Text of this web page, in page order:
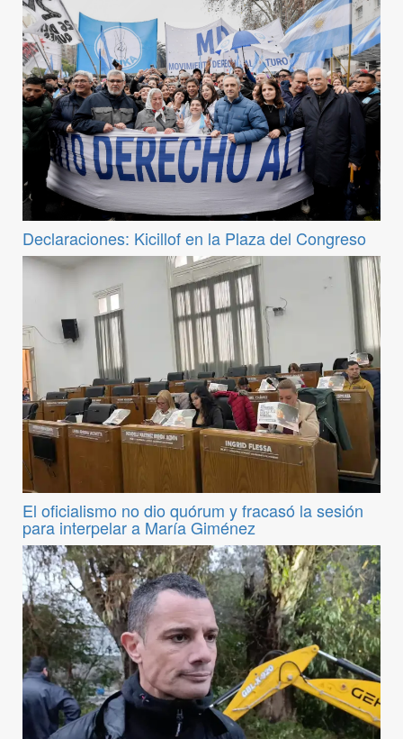
Declaraciones: Kicillof en la Plaza del Congreso
El oficialismo no dio quórum y fracasó la sesión
para interpelar a María Giménez